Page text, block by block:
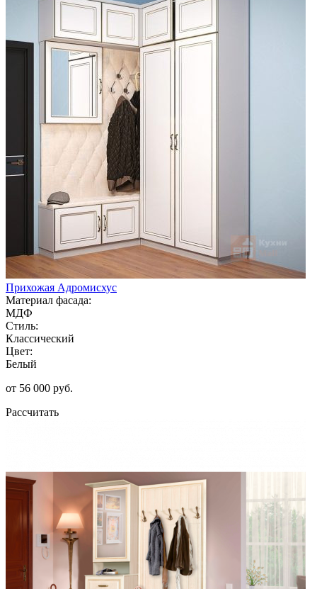
Прихожая Адромисхус
Материал фасада:
МДФ
Стиль:
Классический
Цвет:
Белый
от 56 000 руб.
Рассчитать